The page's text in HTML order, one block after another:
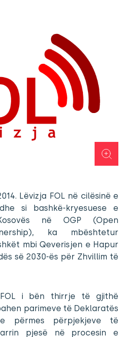
Lëvizja FOL në cilësinë e
si bashkë-kryesuese e
në OGP (Open
ka mbështetur
mbi Qeverisjen e Hapur
së 2030-ës për Zhvillim të
FOL i bën thirrje të gjithë
parimeve të Deklaratës
përmes përpjekjeve të
pjesë në procesin e